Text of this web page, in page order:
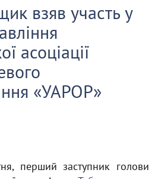
взяв участь у
асоціації
«УАРОР»
перший заступник голови